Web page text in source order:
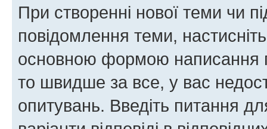
При створенні нової теми чи
повідомлення теми,
основною формою написання
то швидше за все, у вас
опитувань. Введіть питання